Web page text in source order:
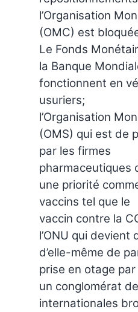
l’Organisation
(OMC) est
Le Fonds
la Banque
fonctionnent en
usuriers;
l’Organisation
(OMS) qui est de
par les firmes
pharmaceutiques
une priorité
vaccins tel que le
vaccin contre la
l’ONU qui devient
d’elle-même de
prise en otage par
un conglomérat
internationales